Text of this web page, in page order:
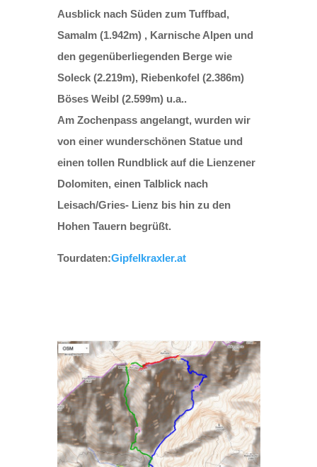
Ausblick nach Süden zum Tuffbad,
Samalm (1.942m) , Karnische Alpen und
den gegenüberliegenden Berge wie
Soleck (2.219m), Riebenkofel (2.386m)
Böses Weibl (2.599m) u.a..
Am Zochenpass angelangt, wurden wir
von einer wunderschönen Statue und
einen tollen Rundblick auf die Lienzener
Dolomiten, einen Talblick nach
Leisach/Gries- Lienz bis hin zu den
Hohen Tauern begrüßt.​
Tourdaten:Gipfelkraxler.at